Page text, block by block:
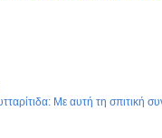
Με αυτή τη σπιτική